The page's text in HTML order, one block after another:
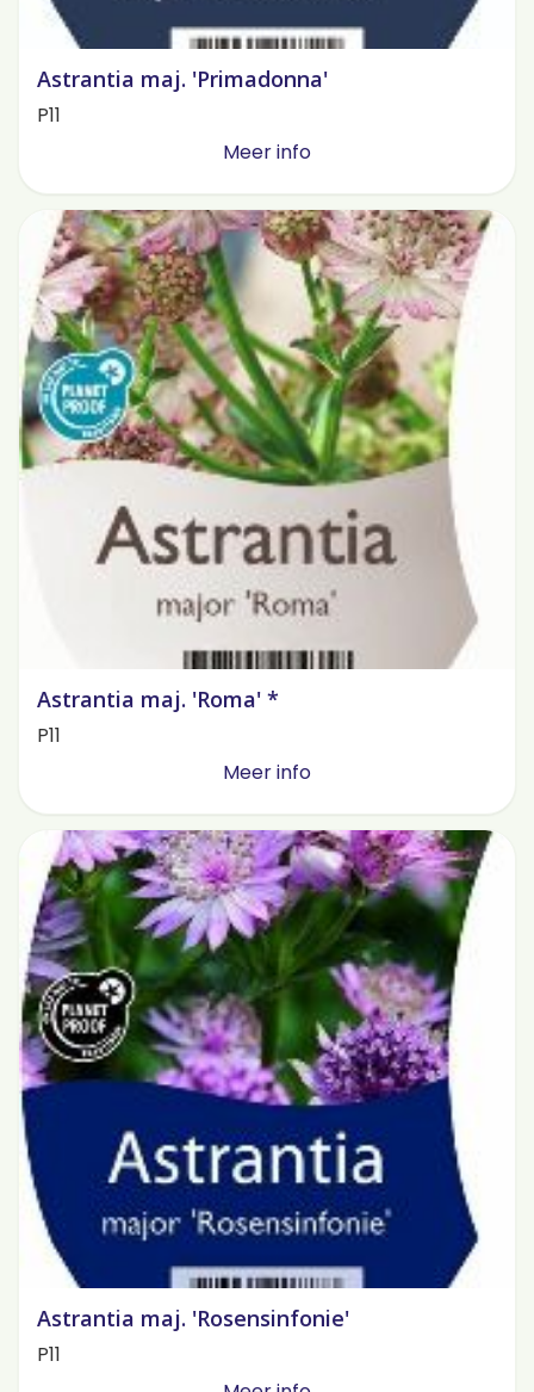
Astrantia maj. 'Primadonna'
P11
Meer info
Astrantia maj. 'Roma' *
P11
Meer info
Astrantia maj. 'Rosensinfonie'
P11